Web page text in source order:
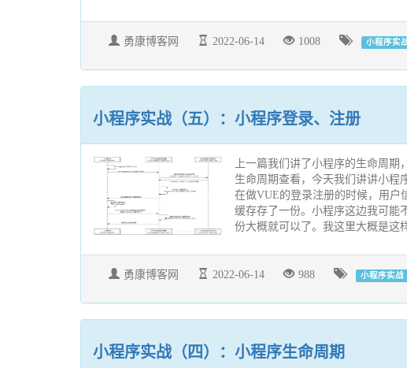
勇康博客网 2022-06-14 1008 小程序实
小程序实战（五）：小程序登录、注册
上一篇我们讲了小程序的生命周
生命周期查看，今天我们讲讲小程
在做VUE的登录注册的时候，用户
缓存存了一份。小程序这边我可能
份大概就可以了。我这里大概是这
勇康博客网 2022-06-14 988 小程序实战
小程序实战（四）：小程序生命周期